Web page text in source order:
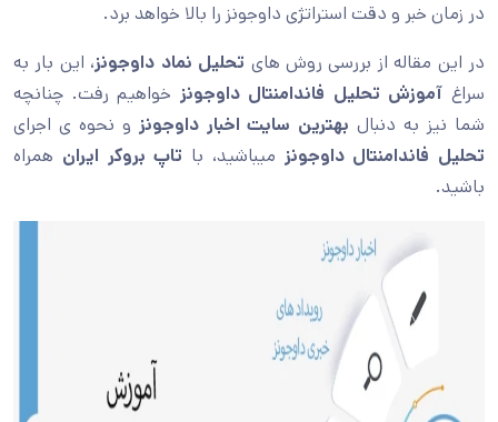
در زمان خبر و دقت استراتژی داوجونز را بالا خواهد برد.
در این مقاله از بررسی روش های تحلیل نماد داوجونز، این بار به
سراغ آموزش تحلیل فاندامنتال داوجونز خواهیم رفت. چنانچه
شما نیز به دنبال بهترین سایت اخبار داوجونز و نحوه ی اجرای
تحلیل فاندامنتال داوجونز میباشید، با تاپ بروکر ایران همراه
باشید.